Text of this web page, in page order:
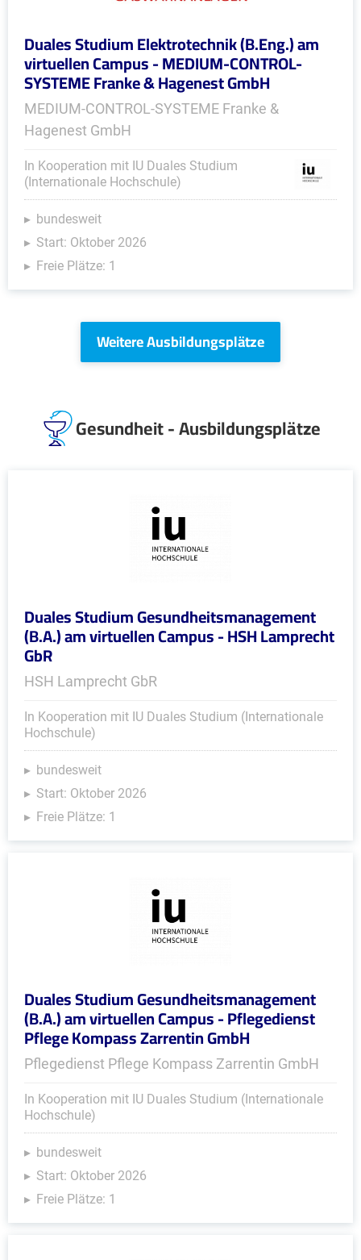
Duales Studium Elektrotechnik (B.Eng.) am
virtuellen Campus - MEDIUM-CONTROL-
SYSTEME Franke & Hagenest GmbH
MEDIUM-CONTROL-SYSTEME Franke &
Hagenest GmbH
In Kooperation mit IU Duales Studium
(Internationale Hochschule)
bundesweit
Start: Oktober 2026
Freie Plätze: 1
Weitere Ausbildungsplätze
Gesundheit - Ausbildungsplätze
Duales Studium Gesundheitsmanagement
(B.A.) am virtuellen Campus - HSH Lamprecht
GbR
HSH Lamprecht GbR
In Kooperation mit IU Duales Studium (Internationale
Hochschule)
bundesweit
Start: Oktober 2026
Freie Plätze: 1
Duales Studium Gesundheitsmanagement
(B.A.) am virtuellen Campus - Pflegedienst
Pflege Kompass Zarrentin GmbH
Pflegedienst Pflege Kompass Zarrentin GmbH
In Kooperation mit IU Duales Studium (Internationale
Hochschule)
bundesweit
Start: Oktober 2026
Freie Plätze: 1